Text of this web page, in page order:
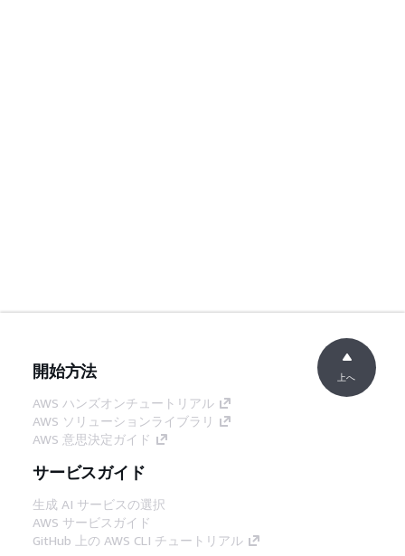
開始方法
AWS ハンズオンチュートリアル
AWS ソリューションライブラリ
AWS 意思決定ガイド
サービスガイド
生成 AI サービスの選択
AWS サービスガイド
GitHub 上の AWS CLI チュートリアル
上へ